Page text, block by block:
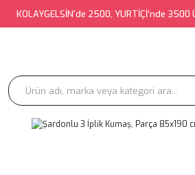
KOLAYGELSİN'de 2500, YURTİÇİ'nde 3500